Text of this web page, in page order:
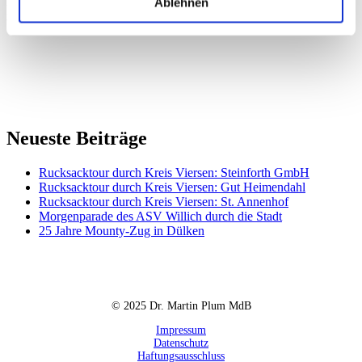
Neueste Beiträge
Rucksacktour durch Kreis Viersen: Steinforth GmbH
Rucksacktour durch Kreis Viersen: Gut Heimendahl
Rucksacktour durch Kreis Viersen: St. Annenhof
Morgenparade des ASV Willich durch die Stadt
25 Jahre Mounty-Zug in Dülken
© 2025 Dr. Martin Plum MdB
Impressum
Datenschutz
Haftungsausschluss